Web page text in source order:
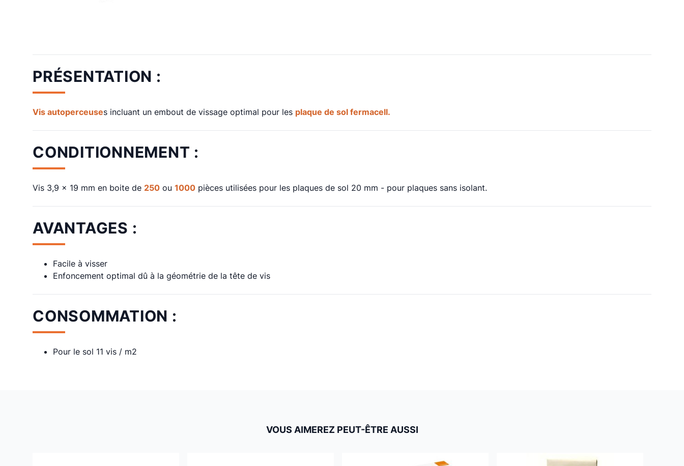
PRÉSENTATION :
Vis autoperceuses incluant un embout de vissage optimal pour les plaque de sol fermacell.
CONDITIONNEMENT :
Vis 3,9 x 19 mm en boite de 250 ou 1000 pièces utilisées pour les plaques de sol 20 mm - pour plaques sans isolant.
AVANTAGES :
Facile à visser
Enfoncement optimal dû à la géométrie de la tête de vis
CONSOMMATION :
Pour le sol 11 vis / m2
VOUS AIMEREZ PEUT-ÊTRE AUSSI